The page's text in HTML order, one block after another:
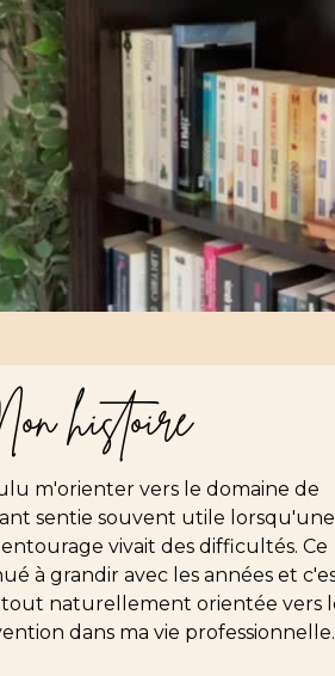
histoire
m'orienter vers le domaine de
sentie souvent utile lorsqu'une
vivait des difficultés. Ce
à grandir avec les années et
tout naturellement orientée vers
dans ma vie professionnelle.